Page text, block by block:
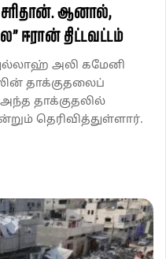
ஆனால்,
ஈரான் திட்டவட்டம்
அலி கமேனி
தாக்குதலைப்
அந்த தாக்குதலில்
தெரிவித்துள்ளார்.